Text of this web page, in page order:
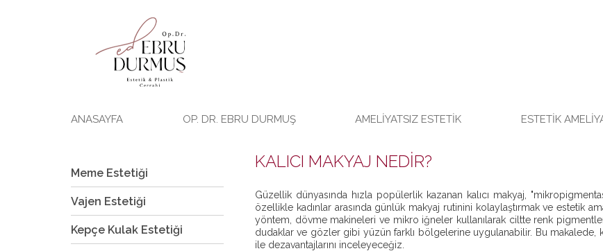
ANASAYFA OP. DR. EBRU DURMUŞ AMELIYATSIZ ESTETIK ESTETIK
KALICI MAKYAJ NEDIR?
Güzellik dünyasında hızla popülerlik kazanan kalıcı makyaj,
özellikle kadınlar arasında günlük makyaj rutinini kolaylaştırmak ve estetik
yöntem, dövme makineleri ve mikro iğneler kullanılarak ciltte renk
dudaklar ve gözler gibi yüzün farklı bölgelerine uygulanabilir. Bu makalede,
ile dezavantajlarını inceleyeceğiz.
Meme Estetiği
Vajen Estetiği
Kepçe Kulak Estetiği